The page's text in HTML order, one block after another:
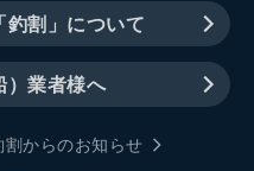
釣割」について
）業者様へ
割からのお知らせ